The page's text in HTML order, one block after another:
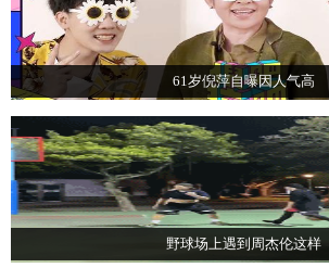
61岁倪萍自曝因人气高
野球场上遇到周杰伦这样